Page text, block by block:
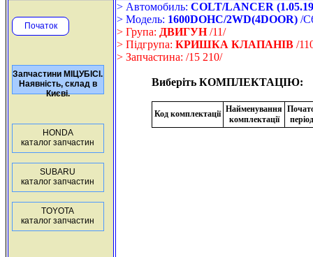
Початок
Запчастини МІЦУБІСІ.
Наявність, склад в
Києві.
HONDA
каталог запчастин
SUBARU
каталог запчастин
TOYOTA
каталог запчастин
> Автомобиль: COLT/LANCER
> Модель: 1600DOHC/2WD(4DOOR) /
> Група: ДВИГУН/11/
> Підгрупа: КРИШКА КЛАПАНІВ /
> Запчастина: /15 210/
Виберіть КОМПЛЕКТАЦІЮ:
Код комплектації Найменування
комплектації